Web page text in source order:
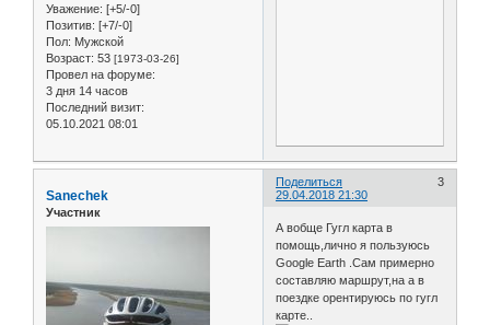
Уважение: [+5/-0]
Позитив: [+7/-0]
Пол: Мужской
Возраст: 53 [1973-03-26]
Провел на форуме:
3 дня 14 часов
Последний визит:
05.10.2021 08:01
Поделиться
3
29.04.2018 21:30
Sanechek
Участник
А вобще Гугл карта в
помощь,лично я пользуюсь
Google Earth .Сам примерно
составляю маршрут,на а в
поездке орентируюсь по гугл
карте..